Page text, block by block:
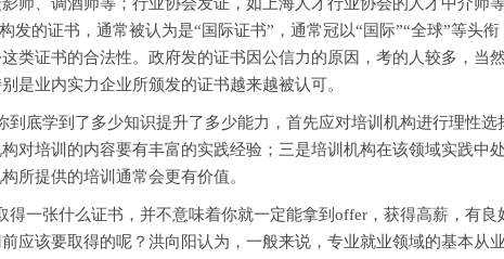
的证书，通常被认为是“国际证书”，通常冠以“国际”“全球”等头
类证书的合法性。政府发的证书因公信力的原因，考的人较多，当
是业内实力企业所颁发的证书越来越被认可。
学到了多少知识提升了多少能力，首先应对培训机构进行理性选
对培训的内容要有丰富的实践经验；三是培训机构在该领域实践中
所提供的培训通常会更有价值。
张什么证书，并不意味着你就一定能拿到offer，获得高薪，有良
应该要取得的呢？洪向阳认为，一般来说，专业就业领域的基本从